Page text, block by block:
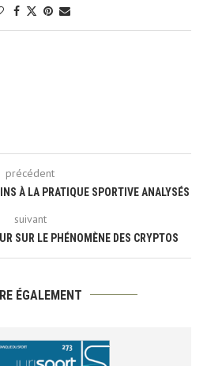
précédent
À LA PRATIQUE SPORTIVE ANALYSÉS
suivant
SUR LE PHÉNOMÈNE DES CRYPTOS
ÉGALEMENT